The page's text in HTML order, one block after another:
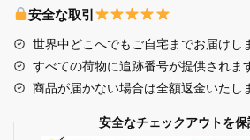
-
Kids
grow
up
安全な取引
世界中どこへでもご自宅までお届けし
すべての荷物に追跡番号が提供されま
商品が届かない場合は全額返金いたし
安全なチェックアウトを